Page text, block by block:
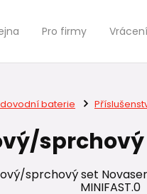
Pro firmy
baterie
sprchový